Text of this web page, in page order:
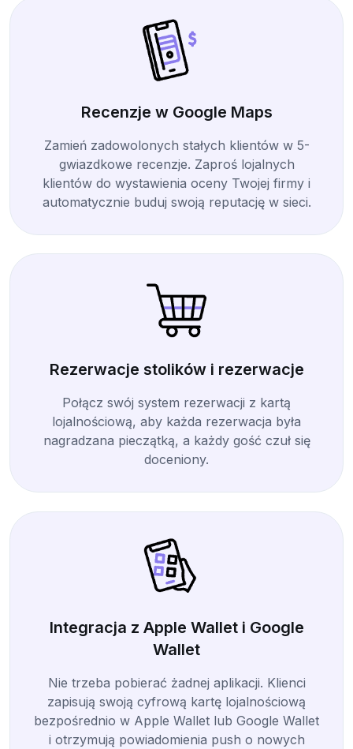
Recenzje w Google Maps
Zamień zadowolonych stałych klientów w 5-
gwiazdkowe recenzje. Zaproś lojalnych
klientów do wystawienia oceny Twojej firmy i
automatycznie buduj swoją reputację w sieci.
Rezerwacje stolików i rezerwacje
Połącz swój system rezerwacji z kartą
lojalnościową, aby każda rezerwacja była
nagradzana pieczątką, a każdy gość czuł się
doceniony.
Integracja z Apple Wallet i Google
Wallet
Nie trzeba pobierać żadnej aplikacji. Klienci
zapisują swoją cyfrową kartę lojalnościową
bezpośrednio w Apple Wallet lub Google Wallet
i otrzymują powiadomienia push o nowych